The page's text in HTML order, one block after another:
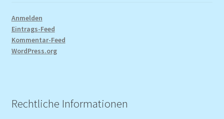
Anmelden
Eintrags-Feed
Kommentar-Feed
WordPress.org
Rechtliche Informationen